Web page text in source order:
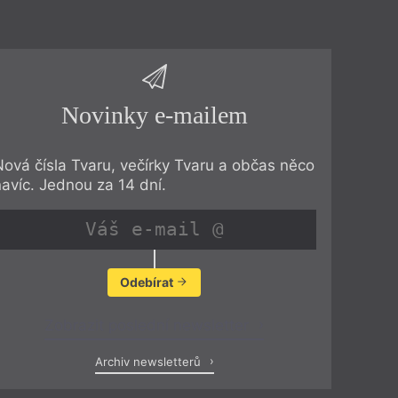
Novinky e-mailem
čísla Tvaru, večírky Tvaru a občas něco
Jednou za 14 dní.
Odebírat
Archiv newsletterů